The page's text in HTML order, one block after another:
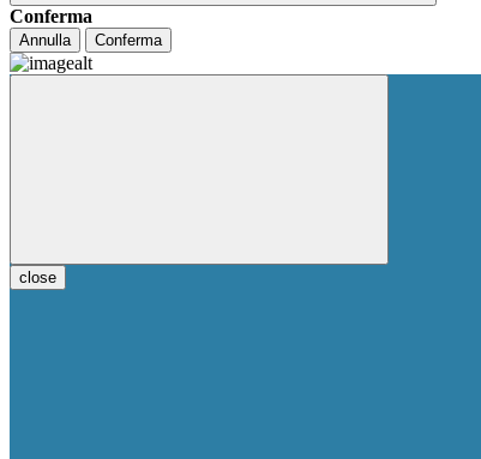
Conferma
Annulla Conferma
close